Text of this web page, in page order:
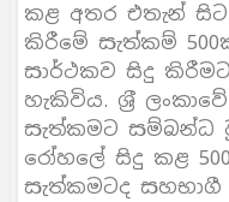
කළ අතර එතැන්
කිරීමේ සැත්කම්
සාර්ථකව සිදු
හැකිවිය. ශ‍්‍රී
සැත්කමට
රෝහලේ සිදු කළ
සැත්කමටද